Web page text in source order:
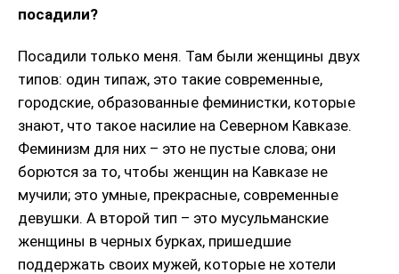
посадили?
Посадили только меня. Там были женщины двух
типов: один типаж, это такие современные,
городские, образованные феминистки, которые
знают, что такое насилие на Северном Кавказе.
Феминизм для них – это не пустые слова; они
борются за то, чтобы женщин на Кавказе не
мучили; это умные, прекрасные, современные
девушки. А второй тип – это мусульманские
женщины в черных бурках, пришедшие
поддержать своих мужей, которые не хотели